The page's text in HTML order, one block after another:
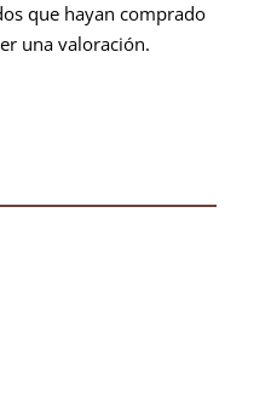
que hayan comprado
una valoración.